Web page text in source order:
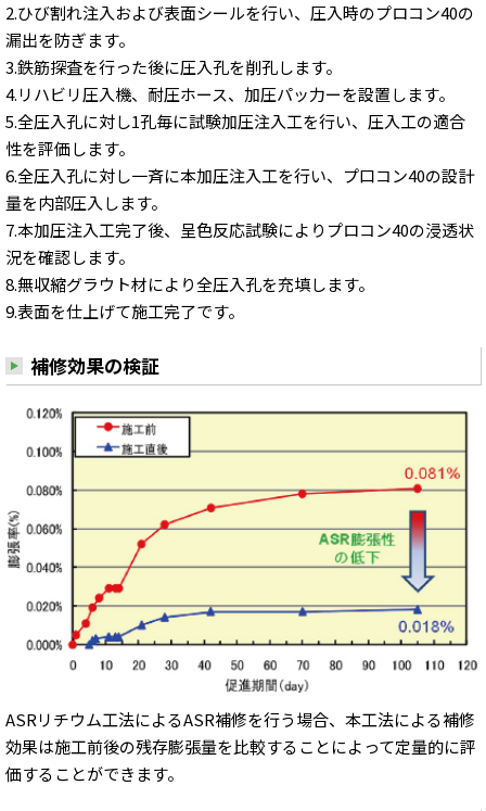
2.ひび割れ注入および表面シールを行い、圧入時のプロコン40の
漏出を防ぎます。
3.鉄筋探査を行った後に圧入孔を削孔します。
4.リハビリ圧入機、耐圧ホース、加圧パッ力ーを設置します。
5.全圧入孔に対し1孔毎に試験加圧注入工を行い、圧入工の適合
性を評価します。
6.全圧入孔に対し一斉に本加圧注入工を行い、プ口コン40の設計
量を内部圧入します。
7.本加圧注入工完了後、呈色反応試験によりプロコン40の浸透状
況を確認します。
8.無収縮グラウト材により全圧入孔を充填します。
9.表面を仕上げて施工完了です。
補修効果の検証
ASRリチウム工法によるASR補修を行う場合、本工法による補修
効果は施工前後の残存膨張量を比較することによって定量的に評
価することができます。